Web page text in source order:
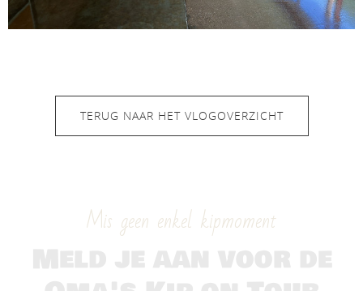
TERUG NAAR HET VLOGOVERZICHT
Mis geen enkel kipmoment